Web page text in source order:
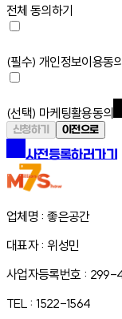
전체 동의하기
(필수) 개인정보이용동
(선택) 마케팅활용동의
신청하기 이전으로
사전등록하러가기
업체명 : 좋은공간
대표자 : 위성민
사업자등록번호 :
TEL : 1522-1564